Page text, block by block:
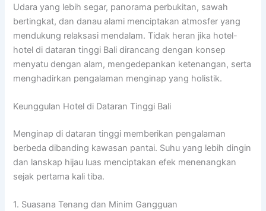
Udara yang lebih segar, panorama perbukitan, sawah
bertingkat, dan danau alami menciptakan atmosfer yang
mendukung relaksasi mendalam. Tidak heran jika hotel-
hotel di dataran tinggi Bali dirancang dengan konsep
menyatu dengan alam, mengedepankan ketenangan, serta
menghadirkan pengalaman menginap yang holistik.
Keunggulan Hotel di Dataran Tinggi Bali
Menginap di dataran tinggi memberikan pengalaman
berbeda dibanding kawasan pantai. Suhu yang lebih dingin
dan lanskap hijau luas menciptakan efek menenangkan
sejak pertama kali tiba.
1. Suasana Tenang dan Minim Gangguan